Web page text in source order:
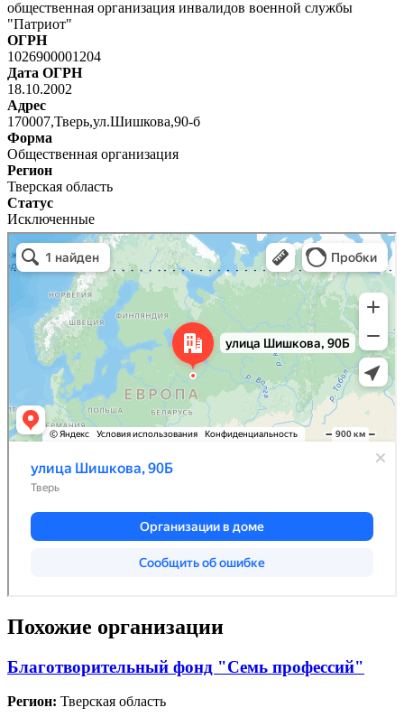
общественная организация инвалидов военной службы
"Патриот"
ОГРН
1026900001204
Дата ОГРН
18.10.2002
Адрес
170007,Тверь,ул.Шишкова,90-б
Форма
Общественная организация
Регион
Тверская область
Статус
Исключенные
Похожие организации
Благотворительный фонд "Семь профессий"
Регион: Тверская область